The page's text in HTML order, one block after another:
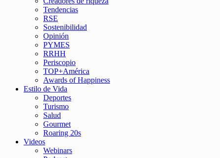
Tendencias
RSE
Sostenibilidad
Opinión
PYMES
RRHH
Periscopio
TOP+América
Awards of Happiness
Estilo de Vida
Deportes
Turismo
Salud
Gourmet
Roaring 20s
Videos
Webinars